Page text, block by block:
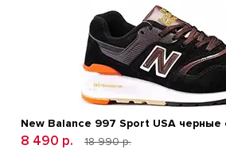
New Balance 997 Sport USA черные
8 490 р.
18 990 р.